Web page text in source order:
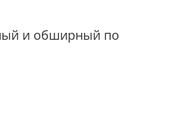
и обширный по